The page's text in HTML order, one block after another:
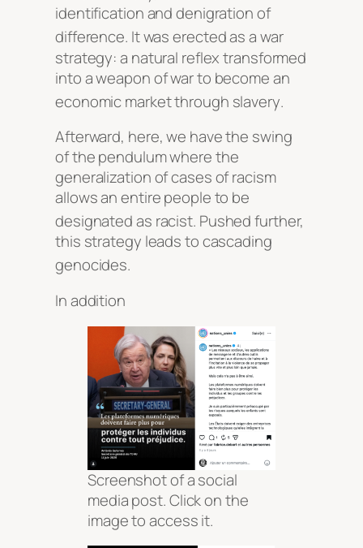
identification and denigration of
difference. It was erected as a war
strategy: a natural reflex transformed
into a weapon of war to become an
economic market through slavery.
Afterward, here, we have the swing
of the pendulum where the
generalization of cases of racism
allows an entire people to be
designated as racist. Pushed further,
this strategy leads to cascading
genocides.
In addition
Screenshot of a social
media post. Click on the
image to access it.